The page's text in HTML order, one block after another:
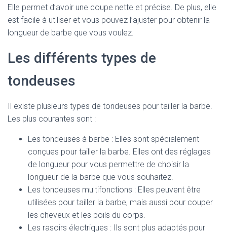
Elle permet d’avoir une coupe nette et précise. De plus, elle
est facile à utiliser et vous pouvez l’ajuster pour obtenir la
longueur de barbe que vous voulez.
Les différents types de
tondeuses
Il existe plusieurs types de tondeuses pour tailler la barbe.
Les plus courantes sont :
Les tondeuses à barbe : Elles sont spécialement
conçues pour tailler la barbe. Elles ont des réglages
de longueur pour vous permettre de choisir la
longueur de la barbe que vous souhaitez.
Les tondeuses multifonctions : Elles peuvent être
utilisées pour tailler la barbe, mais aussi pour couper
les cheveux et les poils du corps.
Les rasoirs électriques : Ils sont plus adaptés pour